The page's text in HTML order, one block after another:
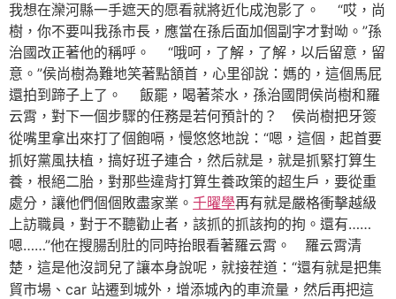
我想在灤河縣一手遮天的愿看就將近化成泡影了。 “哎，尚
樹，你不要叫我孫市長，應當在孫后面加個副字才對呦。”孫
治國改正著他的稱呼。 “哦呵，了解，了解，以后留意，留
意。”侯尚樹為難地笑著點頷首，心里卻說：媽的，這個馬屁
還拍到蹄子上了。 飯罷，喝著茶水，孫治國問侯尚樹和羅
云霄，對下一個步驟的任務是若何預計的？
侯尚樹把牙簽
從嘴里拿出來打了個飽嗝，慢悠悠地說： “嗯，這個，起首要
抓好黨風扶植，搞好班子連合，然后就是，就是抓緊打算生
養，根絕二胎，對那些違背打算生養政策的超生戶，要從重
處分，讓他們個個敗盡家業。 千曜學再有就是嚴格衝擊越級
上訪職員，對于不聽勸止者，該抓的抓該拘的拘。還有……
嗯……”他在搜腸刮肚的同時抬眼看著羅云霄。
羅云霄清
楚，這是他沒詞兒了讓本身說呢，就接茬道： “還有就是把集
貿市場、car 站遷到城外，增添城內的車流量，然后再把這